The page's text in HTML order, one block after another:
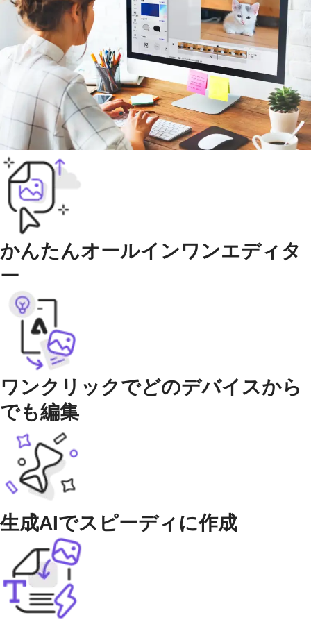
かんたんオールインワンエディタ
ー
ワンクリックでどのデバイスから
でも編集
生成AIでスピーディに作成